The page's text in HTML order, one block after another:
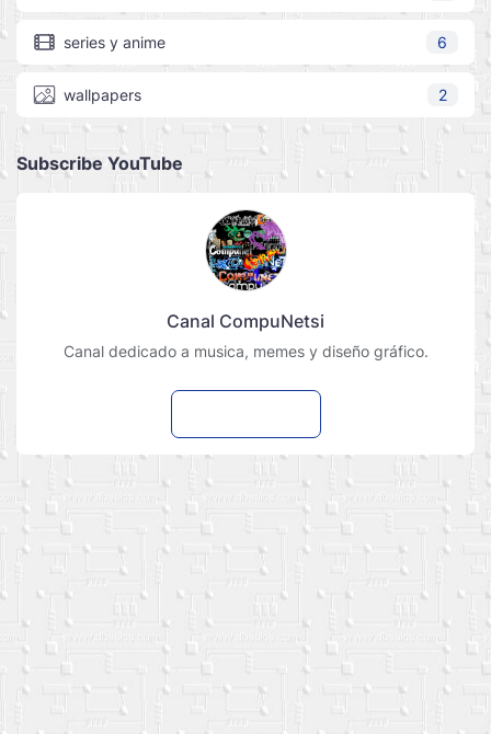
series y anime 6
wallpapers 2
Subscribe YouTube
Canal CompuNetsi
Canal dedicado a musica, memes y diseño gráfico.